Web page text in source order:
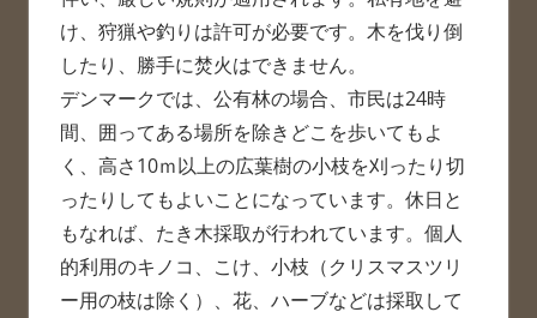
け、狩猟や釣りは許可が必要です。木を伐り倒
したり、勝手に焚火はできません。
デンマークでは、公有林の場合、市民は24時
間、囲ってある場所を除きどこを歩いてもよ
く、高さ10ｍ以上の広葉樹の小枝を刈ったり切
ったりしてもよいことになっています。休日と
もなれば、たき木採取が行われています。個人
的利用のキノコ、こけ、小枝（クリスマスツリ
ー用の枝は除く）、花、ハーブなどは採取して